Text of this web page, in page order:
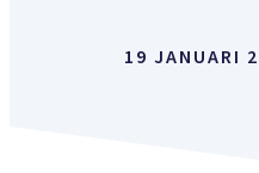
19 JANUARI